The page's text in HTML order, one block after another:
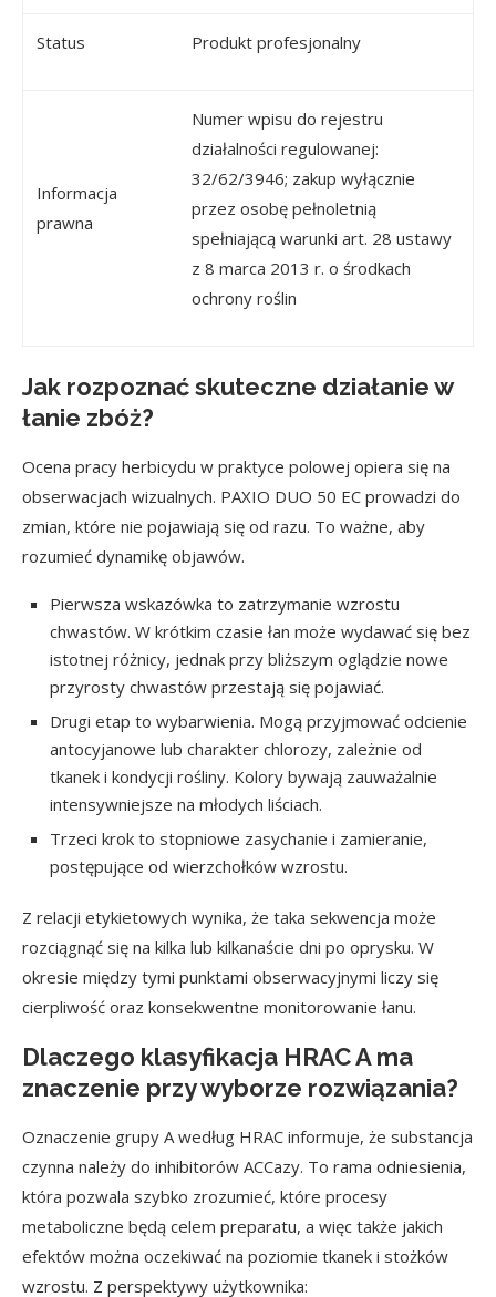
Status Produkt profesjonalny
Informacja
prawna
Numer wpisu do rejestru
działalności regulowanej:
32/62/3946; zakup wyłącznie
przez osobę pełnoletnią
spełniającą warunki art. 28 ustawy
z 8 marca 2013 r. o środkach
ochrony roślin
Jak rozpoznać skuteczne działanie w
łanie zbóż?
Ocena pracy herbicydu w praktyce polowej opiera się na
obserwacjach wizualnych. PAXIO DUO 50 EC prowadzi do
zmian, które nie pojawiają się od razu. To ważne, aby
rozumieć dynamikę objawów.
Pierwsza wskazówka to zatrzymanie wzrostu
chwastów. W krótkim czasie łan może wydawać się bez
istotnej różnicy, jednak przy bliższym oglądzie nowe
przyrosty chwastów przestają się pojawiać.
Drugi etap to wybarwienia. Mogą przyjmować odcienie
antocyjanowe lub charakter chlorozy, zależnie od
tkanek i kondycji rośliny. Kolory bywają zauważalnie
intensywniejsze na młodych liściach.
Trzeci krok to stopniowe zasychanie i zamieranie,
postępujące od wierzchołków wzrostu.
Z relacji etykietowych wynika, że taka sekwencja może
rozciągnąć się na kilka lub kilkanaście dni po oprysku. W
okresie między tymi punktami obserwacyjnymi liczy się
cierpliwość oraz konsekwentne monitorowanie łanu.
Dlaczego klasyfikacja HRAC A ma
znaczenie przy wyborze rozwiązania?
Oznaczenie grupy A według HRAC informuje, że substancja
czynna należy do inhibitorów ACCazy. To rama odniesienia,
która pozwala szybko zrozumieć, które procesy
metaboliczne będą celem preparatu, a więc także jakich
efektów można oczekiwać na poziomie tkanek i stożków
wzrostu. Z perspektywy użytkownika: